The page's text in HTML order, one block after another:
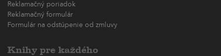
Reklamačný poriadok
Reklamačný formulár
Formulár na odstúpenie od zmluvy
Knihy pre každého